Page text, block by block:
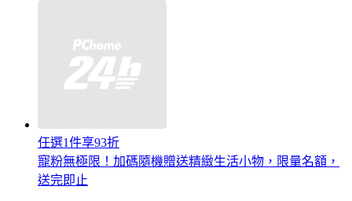
任選1件享93折
寵粉無極限！加碼隨機贈送精緻生活小物，限量名額，
送完即止